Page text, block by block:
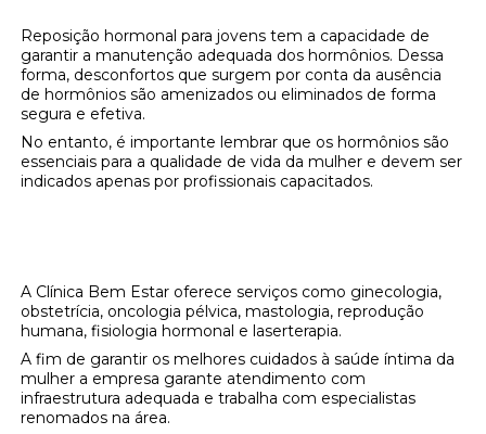
Reposição hormonal para jovens tem a capacidade de
garantir a manutenção adequada dos hormônios. Dessa
forma, desconfortos que surgem por conta da ausência
de hormônios são amenizados ou eliminados de forma
segura e efetiva.
No entanto, é importante lembrar que os hormônios são
essenciais para a qualidade de vida da mulher e devem ser
indicados apenas por profissionais capacitados.
A Clínica Bem Estar oferece serviços como ginecologia,
obstetrícia, oncologia pélvica, mastologia, reprodução
humana, fisiologia hormonal e laserterapia.
A fim de garantir os melhores cuidados à saúde íntima da
mulher a empresa garante atendimento com
infraestrutura adequada e trabalha com especialistas
renomados na área.